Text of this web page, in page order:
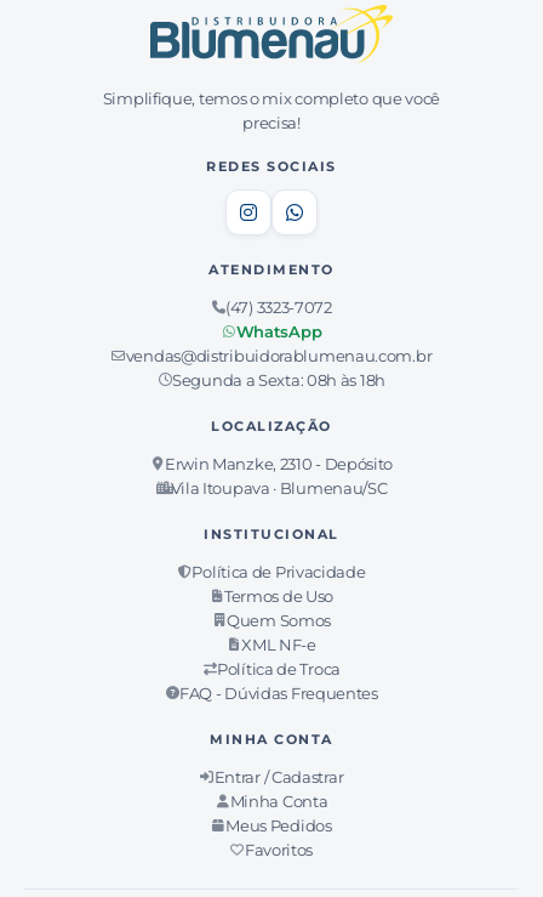
Simplifique, temos o mix completo que você
precisa!
REDES SOCIAIS
ATENDIMENTO
(47) 3323-7072
WhatsApp
vendas@distribuidorablumenau.com.br
Segunda a Sexta: 08h às 18h
LOCALIZAÇÃO
Erwin Manzke, 2310 - Depósito
Vila Itoupava · Blumenau/SC
INSTITUCIONAL
Política de Privacidade
Termos de Uso
Quem Somos
XML NF-e
Política de Troca
FAQ - Dúvidas Frequentes
MINHA CONTA
Entrar / Cadastrar
Minha Conta
Meus Pedidos
Favoritos